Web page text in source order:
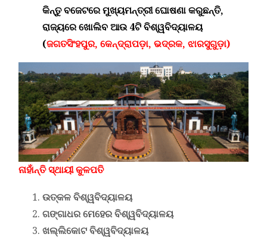
କିନ୍ତୁ ବଜେଟରେ ମୁଖ୍ୟମନ୍ତ୍ରୀ ଘୋଷଣା କରୁଛନ୍ତି,
ରାଜ୍ୟରେ ଖୋଲିବ ଆଉ 4ଟି ବିଶ୍ୱବିଦ୍ୟାଳୟ
(ଜଗତସିଂହପୁର, କେନ୍ଦ୍ରାପଡ଼ା, ଭଦ୍ରକ, ଝାରସୁଗୁଡ଼ା)
ନାହାଁନ୍ତି ସ୍ଥାୟୀ କୁଳପତି
ଉତ୍କଳ ବିଶ୍ୱବିଦ୍ୟାଳୟ
ଗଙ୍ଗାଧର ମେହେର ବିଶ୍ୱବିଦ୍ୟାଳୟ
ଖଲ୍ଲିକୋଟ ବିଶ୍ୱବିଦ୍ୟାଳୟ